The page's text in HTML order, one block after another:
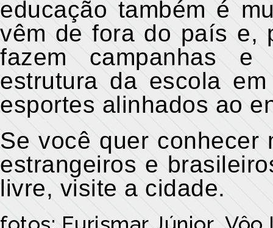
educação também é
vêm de fora do país e,
fazem campanhas
estrutura da escola
esportes alinhados ao
Se você quer conhecer
estrangeiros e
livre, visite a cidade.